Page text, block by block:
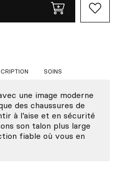
SOINS
une image moderne
des chaussures de
à l’aise et en sécurité
son talon plus large
fiable où vous en